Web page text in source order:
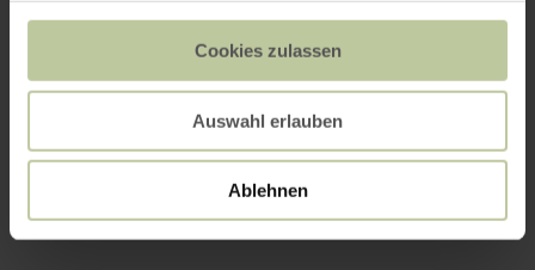
Cookies zulassen
Auswahl erlauben
Ablehnen